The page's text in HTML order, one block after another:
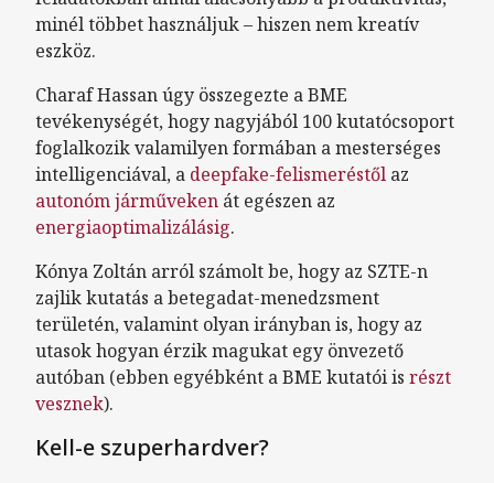
minél többet használjuk – hiszen nem kreatív
eszköz.
Charaf Hassan úgy összegezte a BME
tevékenységét, hogy nagyjából 100 kutatócsoport
foglalkozik valamilyen formában a mesterséges
intelligenciával, a deepfake-felismeréstől az
autonóm járműveken át egészen az
energiaoptimalizálásig.
Kónya Zoltán arról számolt be, hogy az SZTE-n
zajlik kutatás a betegadat-menedzsment
területén, valamint olyan irányban is, hogy az
utasok hogyan érzik magukat egy önvezető
autóban (ebben egyébként a BME kutatói is részt
vesznek).
Kell-e szuperhardver?